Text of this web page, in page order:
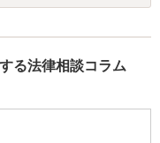
ことはシステム的にも経
ことで悪くない対応のグ
出なかった他害行動（暴
のグループホームの生活
る法律相談コラム